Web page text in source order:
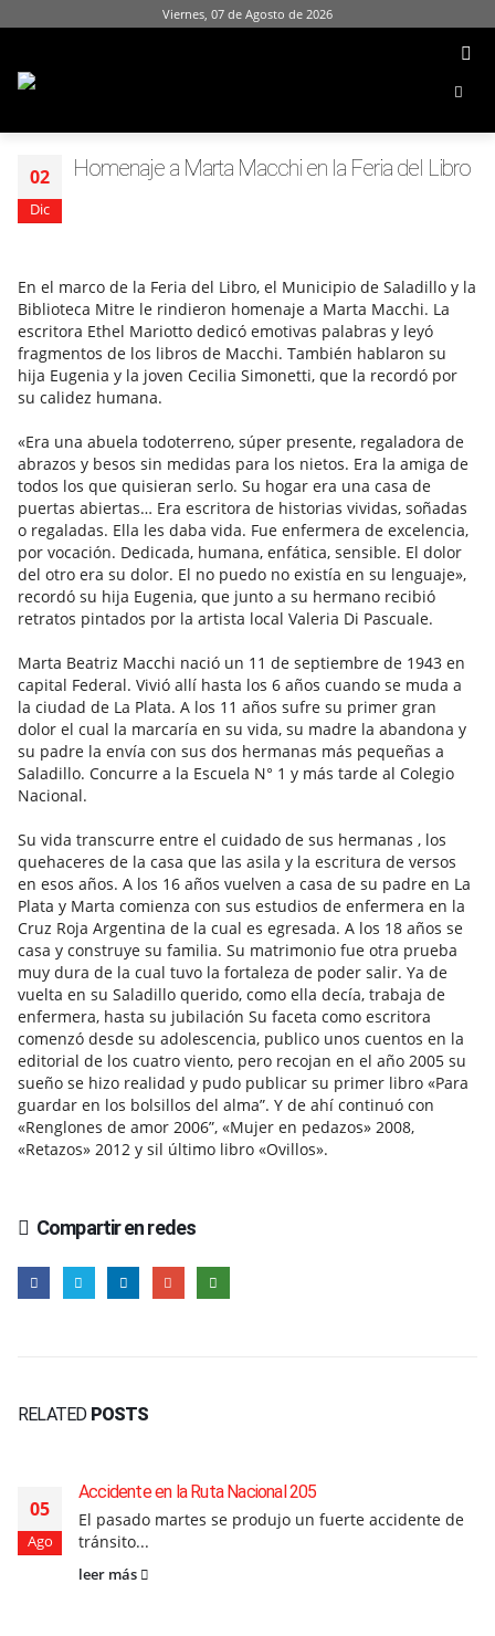
Viernes, 07 de Agosto de 2026
02
Dic
Homenaje a Marta Macchi en la Feria del Libro
En el marco de la Feria del Libro, el Municipio de Saladillo y la
Biblioteca Mitre le rindieron homenaje a Marta Macchi. La
escritora Ethel Mariotto dedicó emotivas palabras y leyó
fragmentos de los libros de Macchi. También hablaron su
hija Eugenia y la joven Cecilia Simonetti, que la recordó por
su calidez humana.
«Era una abuela todoterreno, súper presente, regaladora de
abrazos y besos sin medidas para los nietos. Era la amiga de
todos los que quisieran serlo. Su hogar era una casa de
puertas abiertas… Era escritora de historias vividas, soñadas
o regaladas. Ella les daba vida. Fue enfermera de excelencia,
por vocación. Dedicada, humana, enfática, sensible. El dolor
del otro era su dolor. El no puedo no existía en su lenguaje»,
recordó su hija Eugenia, que junto a su hermano recibió
retratos pintados por la artista local Valeria Di Pascuale.
Marta Beatriz Macchi nació un 11 de septiembre de 1943 en
capital Federal. Vivió allí hasta los 6 años cuando se muda a
la ciudad de La Plata. A los 11 años sufre su primer gran
dolor el cual la marcaría en su vida, su madre la abandona y
su padre la envía con sus dos hermanas más pequeñas a
Saladillo. Concurre a la Escuela N° 1 y más tarde al Colegio
Nacional.
Su vida transcurre entre el cuidado de sus hermanas , los
quehaceres de la casa que las asila y la escritura de versos
en esos años. A los 16 años vuelven a casa de su padre en La
Plata y Marta comienza con sus estudios de enfermera en la
Cruz Roja Argentina de la cual es egresada. A los 18 años se
casa y construye su familia. Su matrimonio fue otra prueba
muy dura de la cual tuvo la fortaleza de poder salir. Ya de
vuelta en su Saladillo querido, como ella decía, trabaja de
enfermera, hasta su jubilación Su faceta como escritora
comenzó desde su adolescencia, publico unos cuentos en la
editorial de los cuatro viento, pero recojan en el año 2005 su
sueño se hizo realidad y pudo publicar su primer libro «Para
guardar en los bolsillos del alma”. Y de ahí continuó con
«Renglones de amor 2006”, «Mujer en pedazos» 2008,
«Retazos» 2012 y sil último libro «Ovillos».
Compartir en redes
RELATED POSTS
05
Ago
Accidente en la Ruta Nacional 205
El pasado martes se produjo un fuerte accidente de
tránsito...
leer más